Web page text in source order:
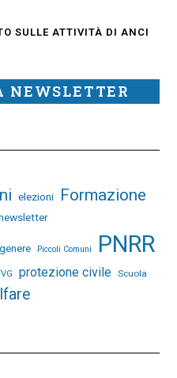
SULLE ATTIVITÀ DI ANCI
elezioni Formazione
Piccoli Comuni PNRR
protezione civile Scuola